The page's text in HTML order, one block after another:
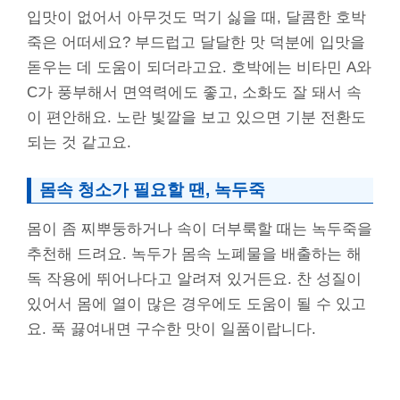
입맛이 없어서 아무것도 먹기 싫을 때, 달콤한 호박
죽은 어떠세요? 부드럽고 달달한 맛 덕분에 입맛을
돋우는 데 도움이 되더라고요. 호박에는 비타민 A와
C가 풍부해서 면역력에도 좋고, 소화도 잘 돼서 속
이 편안해요. 노란 빛깔을 보고 있으면 기분 전환도
되는 것 같고요.
몸속 청소가 필요할 땐, 녹두죽
몸이 좀 찌뿌둥하거나 속이 더부룩할 때는 녹두죽을
추천해 드려요. 녹두가 몸속 노폐물을 배출하는 해
독 작용에 뛰어나다고 알려져 있거든요. 찬 성질이
있어서 몸에 열이 많은 경우에도 도움이 될 수 있고
요. 푹 끓여내면 구수한 맛이 일품이랍니다.